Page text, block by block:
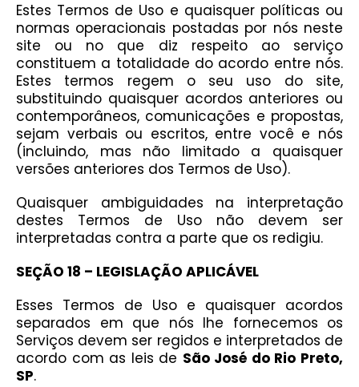
Estes Termos de Uso e quaisquer políticas ou
normas operacionais postadas por nós neste
site ou no que diz respeito ao serviço
constituem a totalidade do acordo entre nós.
Estes termos regem o seu uso do site,
substituindo quaisquer acordos anteriores ou
contemporâneos, comunicações e propostas,
sejam verbais ou escritos, entre você e nós
(incluindo, mas não limitado a quaisquer
versões anteriores dos Termos de Uso).
Quaisquer ambiguidades na interpretação
destes Termos de Uso não devem ser
interpretadas contra a parte que os redigiu.
SEÇÃO 18 – LEGISLAÇÃO APLICÁVEL
Esses Termos de Uso e quaisquer acordos
separados em que nós lhe fornecemos os
Serviços devem ser regidos e interpretados de
acordo com as leis de São José do Rio Preto,
SP.